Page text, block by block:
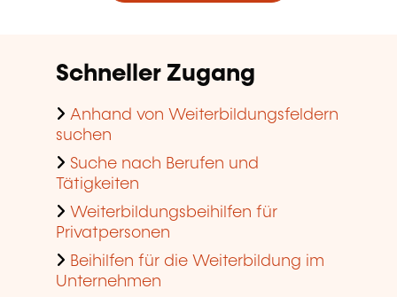
Schneller Zugang
Anhand von Weiterbildungsfeldern
suchen
Suche nach Berufen und
Tätigkeiten
Weiterbildungsbeihilfen für
Privatpersonen
Beihilfen für die Weiterbildung im
Unternehmen